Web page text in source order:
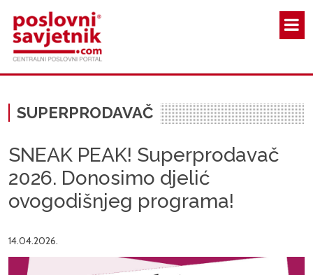
SUPERPRODAVAČ
SNEAK PEAK! Superprodavač
2026. Donosimo djelić
ovogodišnjeg programa!
14.04.2026.